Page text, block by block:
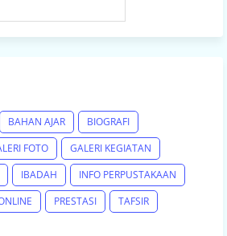
BAHAN AJAR
BIOGRAFI
FOTO
GALERI KEGIATAN
IBADAH
INFO PERPUSTAKAAN
PRESTASI
TAFSIR